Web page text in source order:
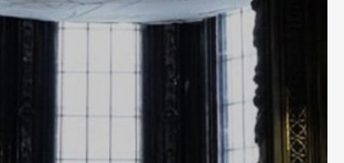
і архітектори”, – розповіла […]